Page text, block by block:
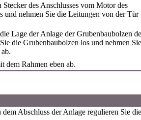
Stecker des Anschlusses vom Motor des
und nehmen Sie die Leitungen von der Tür
Lage der Anlage der Grubenbaubolzen
die Grubenbaubolzen los und nehmen Sie
dem Rahmen eben ab.
Abschluss der Anlage regulieren Sie die